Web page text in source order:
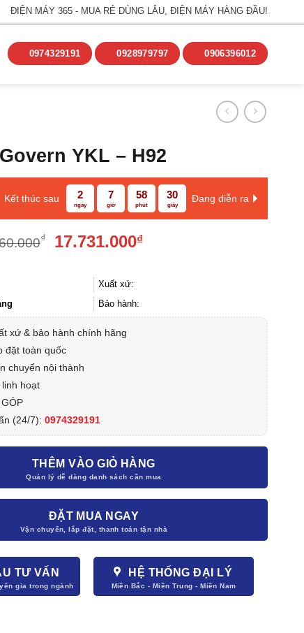
ĐIỆN MÁY 365 - MUA RẺ DÙNG LÂU, ĐIỆN MÁY HÀNG ĐẦU!
0974329191 0928979797 0906396012
YKL – H92
Kết thúc sau 2
ngày
7
giờ
58
phút
29
giây
Đang diễn ra
₫
Giá
20.860.000₫.
17.731.000₫Giá
Xuất xứ:
Bảo hành:
xứ & bảo hành chính hãng
đặt toàn quốc
chuyển nội thành
hoạt
(24/7): 0974329191
THÊM VÀO GIỎ HÀNG
ĐẶT MUA NGAY
TƯ VẤN HỆ THỐNG ĐẠI LÝ